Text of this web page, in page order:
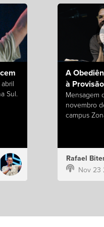
Sul.
A
à Provisão
Mensagem
novembro
campus
Rafael
Nov 23